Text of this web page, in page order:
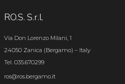
RO.S. S.r.l.
Via Don Lorenzo Milani, 1
24050 Zanica (Bergamo) – Italy
Tel. 035.670299
ros@ros.bergamo.it